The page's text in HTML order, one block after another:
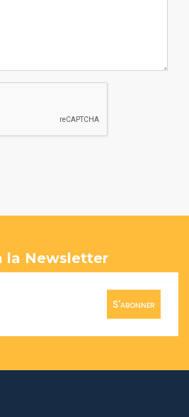
la Newsletter
S'abonner